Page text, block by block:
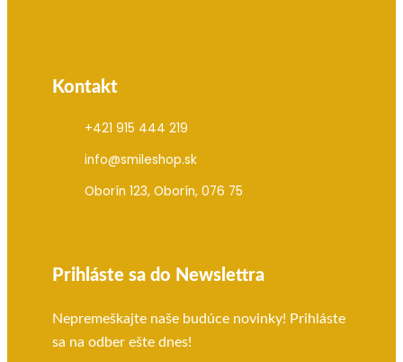
Kontakt
+421 915 444 219
info@smileshop.sk
Oborín 123, Oborín, 076 75
Prihláste sa do Newslettra
Nepremeškajte naše budúce novinky! Prihláste
sa na odber ešte dnes!